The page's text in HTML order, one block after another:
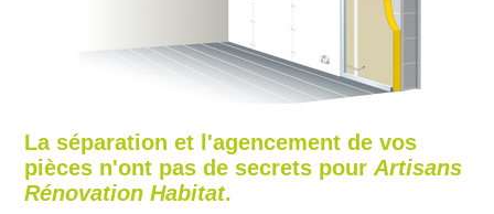
La séparation et l'agencement de vos
pièces n'ont pas de secrets pour Artisans
Rénovation Habitat.